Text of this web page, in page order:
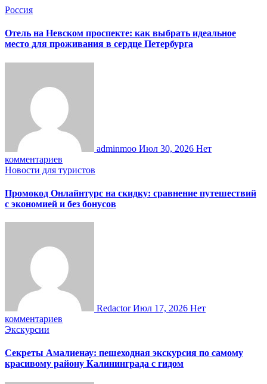
Россия
Отель на Невском проспекте: как выбрать идеальное
место для проживания в сердце Петербурга
adminmoo Июл 30, 2026 Нет
комментариев
Новости для туристов
Промокод Онлайнтурс на скидку: сравнение путешествий
с экономией и без бонусов
RedactorИюл 17, 2026 Нет
комментариев
Экскурсии
Секреты Амалиенау: пешеходная экскурсия по самому
красивому району Калининграда с гидом